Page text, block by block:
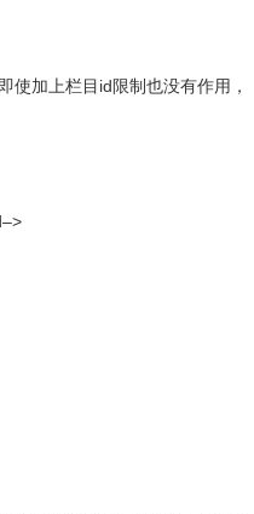
使加上栏目id限制也没有作用，